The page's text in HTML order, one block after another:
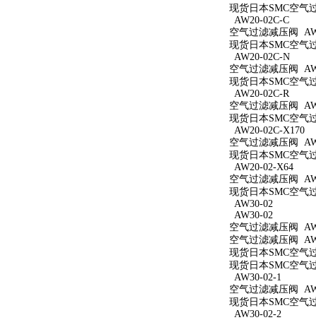
现货日本SMC空气
AW20-02C-C
空气过滤减压阀
现货日本SMC空气
AW20-02C-N
空气过滤减压阀
现货日本SMC空气
AW20-02C-R
空气过滤减压阀
现货日本SMC空气
AW20-02C-X170
空气过滤减压阀
现货日本SMC空气
AW20-02-X64
空气过滤减压阀
现货日本SMC空气
AW30-02
AW30-02
空气过滤减压阀
空气过滤减压阀
现货日本SMC空气
现货日本SMC空气
AW30-02-1
空气过滤减压阀
现货日本SMC空气
AW30-02-2